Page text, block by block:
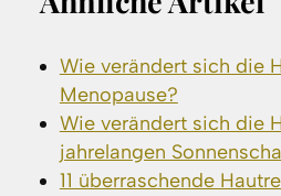
Wie verändert sich die
Menopause?
Wie verändert sich die
jahrelangen
11 überraschende